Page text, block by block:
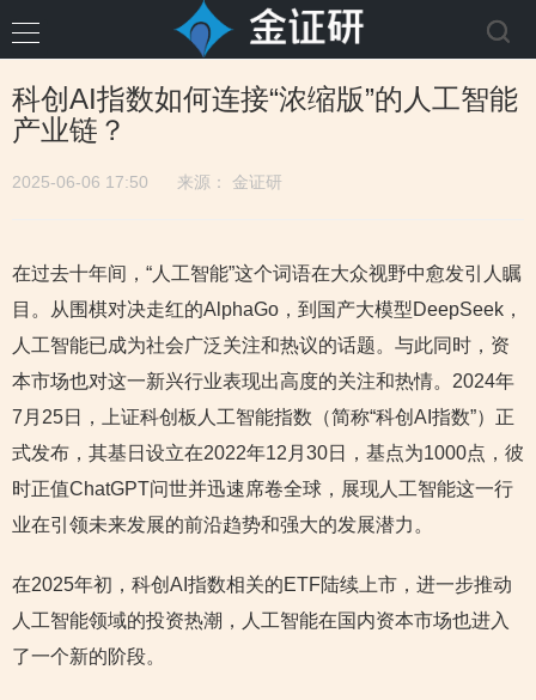
科创AI指数如何连接“浓缩版”的人工智能
产业链？
2025-06-06 17:50 来源： 金证研
在过去十年间，“人工智能”这个词语在大众视野中愈发引人瞩
目。从围棋对决走红的AlphaGo，到国产大模型DeepSeek，
人工智能已成为社会广泛关注和热议的话题。与此同时，资
本市场也对这一新兴行业表现出高度的关注和热情。2024年
7月25日，上证科创板人工智能指数（简称“科创AI指数”）正
式发布，其基日设立在2022年12月30日，基点为1000点，彼
时正值ChatGPT问世并迅速席卷全球，展现人工智能这一行
业在引领未来发展的前沿趋势和强大的发展潜力。
在2025年初，科创AI指数相关的ETF陆续上市，进一步推动
人工智能领域的投资热潮，人工智能在国内资本市场也进入
了一个新的阶段。